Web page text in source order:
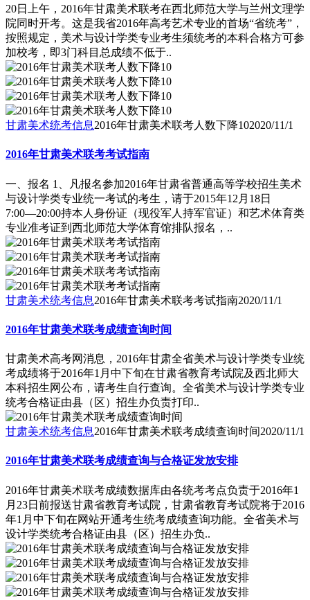
20日上午，2016年甘肃美术联考在西北师范大学与兰州文理学
院同时开考。这是我省2016年高考艺术专业的首场“省统考”，
按照规定，美术与设计学类专业考生须统考的本科合格方可参
加校考，即3门科目总成绩不低于..
甘肃美术统考信息2016年甘肃美术联考人数下降102020/11/1
2016年甘肃美术联考考试指南
一、报名 1、凡报名参加2016年甘肃省普通高等学校招生美术
与设计学类专业统一考试的考生，请于2015年12月18日
7:00―20:00持本人身份证（现役军人持军官证）和艺术体育类
专业准考证到西北师范大学体育馆排队报名，..
甘肃美术统考信息2016年甘肃美术联考考试指南2020/11/1
2016年甘肃美术联考成绩查询时间
甘肃美术高考网消息，2016年甘肃全省美术与设计学类专业统
考成绩将于2016年1月中下旬在甘肃省教育考试院及西北师大
本科招生网公布，请考生自行查询。全省美术与设计学类专业
统考合格证由县（区）招生办负责打印..
甘肃美术统考信息2016年甘肃美术联考成绩查询时间2020/11/1
2016年甘肃美术联考成绩查询与合格证发放安排
2016年甘肃美术联考成绩数据库由各统考考点负责于2016年1
月23日前报送甘肃省教育考试院，甘肃省教育考试院将于2016
年1月中下旬在网站开通考生统考成绩查询功能。全省美术与
设计学类统考合格证由县（区）招生办负..